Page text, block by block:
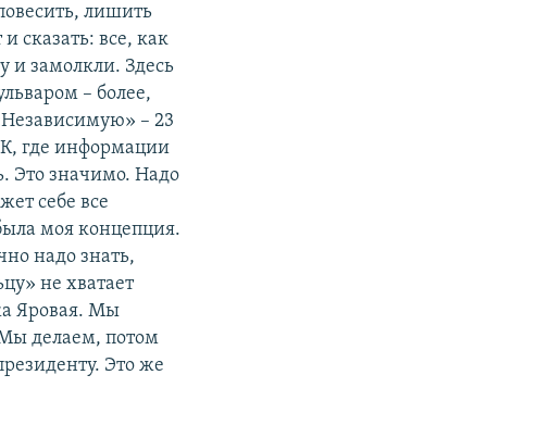
лишить
сказать: все, как
и замолкли. Здесь
– более,
– 23
где информации
Это значимо. Надо
себе все
моя концепция.
надо знать,
не хватает
Яровая. Мы
Мы делаем, потом
Это же